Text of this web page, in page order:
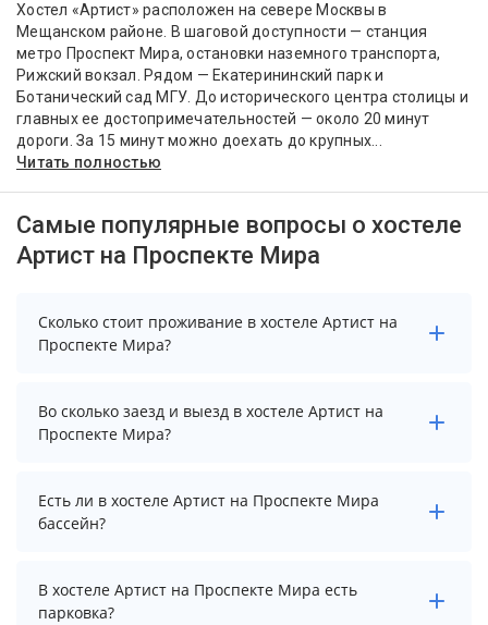
Хостел «Артист» расположен на севере Москвы в
Мещанском районе. В шаговой доступности — станция
метро Проспект Мира, остановки наземного транспорта,
Рижский вокзал. Рядом — Екатерининский парк и
Ботанический сад МГУ. До исторического центра столицы и
главных ее достопримечательностей — около 20 минут
дороги. За 15 минут можно доехать до крупных...
Читать полностью
Самые популярные вопросы о хостеле
Артист на Проспекте Мира
Сколько стоит проживание в хостеле Артист на
Проспекте Мира?
Чтобы увидеть актуальные цены на проживание в
хостеле Артист на Проспекте Мира, выберите
нужные даты и количество гостей.
Во сколько заезд и выезд в хостеле Артист на
Проспекте Мира?
Заезд возможен после 14:00, а выезд необходимо
осуществить до 12:00.
Есть ли в хостеле Артист на Проспекте Мира
бассейн?
В хостеле Артист на Проспекте Мира нет бассейна.
В хостеле Артист на Проспекте Мира есть
парковка?